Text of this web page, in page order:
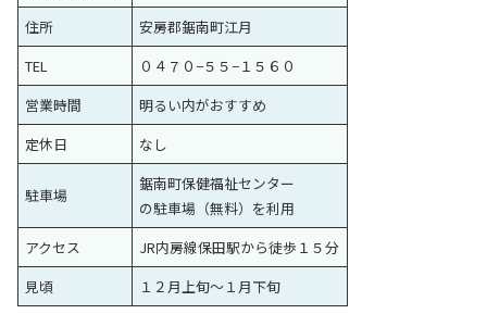
住所
安房郡鋸南町江月
TEL
０４７０−５５−１５６０
営業時間
明るい内がおすすめ
定休日
なし
駐車場
鋸南町保健福祉センター
の駐車場（無料）を利用
アクセス
JR内房線保田駅から徒歩１５分
見頃
１２月上旬〜１月下旬